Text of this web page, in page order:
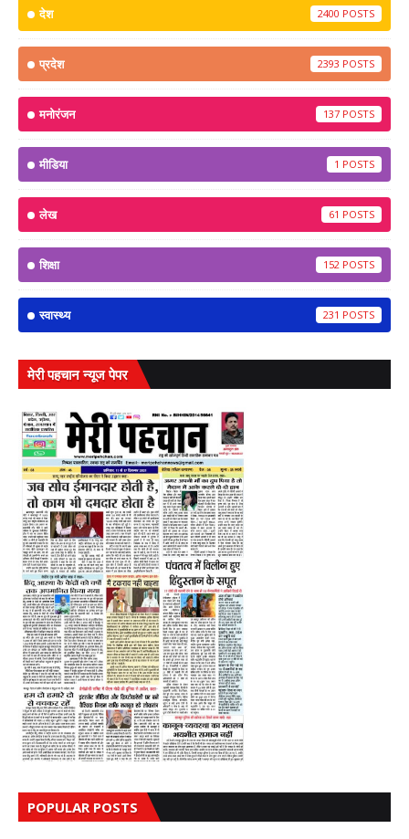
देश 2400
प्रदेश 2393
मनोरंजन 137
मीडिया 1
लेख 61
शिक्षा 152
स्वास्थ्य 231
मेरी पहचान न्यूज पेपर
POPULAR POSTS